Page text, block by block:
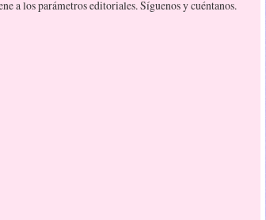
a los parámetros editoriales. Síguenos y cuéntanos.